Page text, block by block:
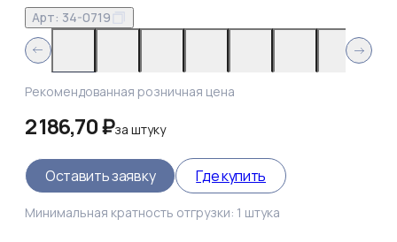
Арт: 34-0719
Рекомендованная розничная цена
2 186,70 ₽за штуку
Оставить заявку Где купить
Минимальная кратность отгрузки: 1 штука